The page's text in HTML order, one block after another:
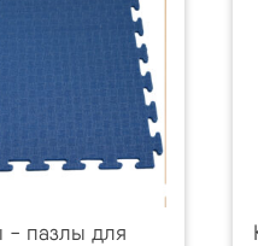
- пазлы для